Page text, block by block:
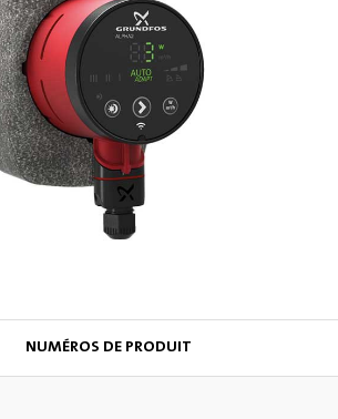
NUMÉROS DE PRODUIT